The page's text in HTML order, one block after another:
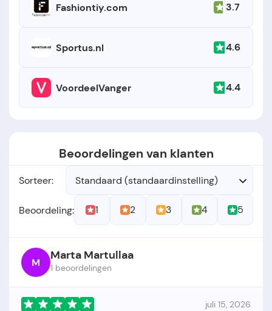
Fashiontiy.com 3.7
Sportus.nl 4.6
VoordeelVanger 4.4
Beoordelingen van klanten
Sorteer: Standaard (standaardinstelling)
Beoordeling: 1 2 3 4 5
M Marta Martullaa
1 beoordelingen
juli 15, 2026